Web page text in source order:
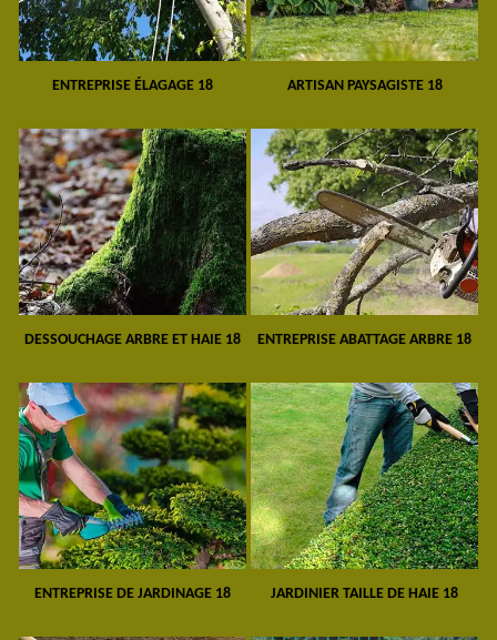
ENTREPRISE ÉLAGAGE 18 ARTISAN PAYSAGISTE 18
DESSOUCHAGE ARBRE ET HAIE 18 ENTREPRISE ABATTAGE ARBRE 18
ENTREPRISE DE JARDINAGE 18 JARDINIER TAILLE DE HAIE 18